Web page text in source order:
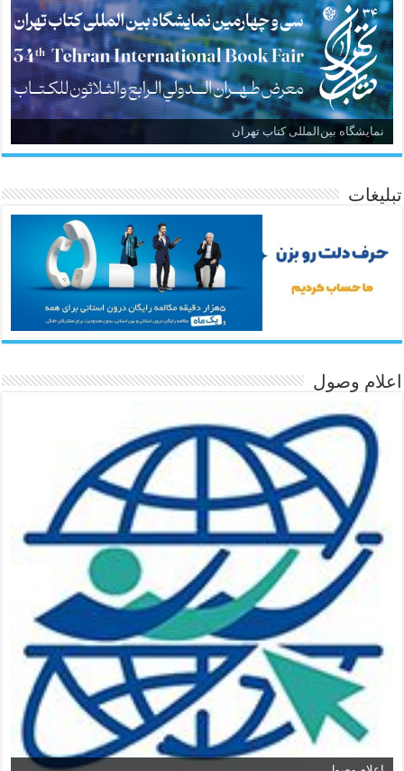
نمایشگاه بین‌المللی کتاب تهران
تبلیغات
اعلام وصول